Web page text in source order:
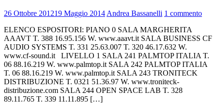
26 Ottobre 201219 Maggio 2014 Andrea Bassanelli 1 commento
ELENCO ESPOSITORI: PIANO 0 SALA MARGHERITA
AAAVT T. 388 16.95.156 W. www.aaavt.it SALA BUSINESS CF
AUDIO SYSTEMS T. 331 25.63.007 T. 320 46.17.632 W.
www.cf-sound.it LIVELLO 1 SALA 241 PALMTOP ITALIA T.
06 88.16.219 W. www.palmtop.it SALA 242 PALMTOP ITALIA
T. 06 88.16.219 W. www.palmtop.it SALA 243 TRONITECK
DISTRIBUZIONE T. 0321 51.36.97 W. www.troniteck-
distribuzione.com SALA 244 OPEN SPACE LAB T. 328
89.11.765 T. 339 11.11.895 […]